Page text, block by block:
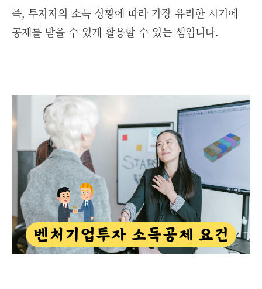
즉, 투자자의 소득 상황에 따라 가장 유리한 시기에
공제를 받을 수 있게 활용할 수 있는 셈입니다.